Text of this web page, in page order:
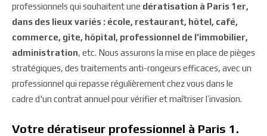
professionnels qui souhaitent une dératisation à Paris 1er,
dans des lieux variés : école, restaurant, hôtel, café,
commerce, gîte, hôpital, professionnel de l’immobilier,
administration, etc. Nous assurons la mise en place de pièges
stratégiques, des traitements anti-rongeurs efficaces, avec un
professionnel qui repasse régulièrement chez vous dans le
cadre d'un contrat annuel pour vérifier et maîtriser l’invasion.
Votre dératiseur professionnel à Paris 1.